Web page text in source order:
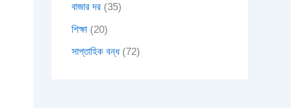
বাজার দর (35)
শিক্ষা(20)
সাপ্তাহিক বন্ধ(72)